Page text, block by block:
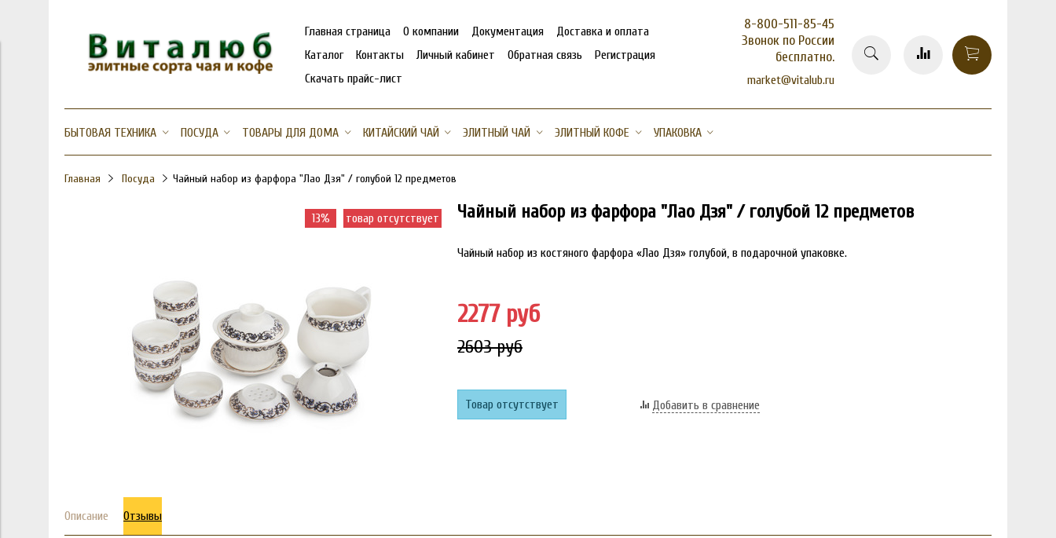
Главная страница О компании Документация
Доставка и оплата
Каталог
Контакты Личный кабинет Обратная связь
Регистрация
Скачать прайс-лист
8-800-511-85-45
Звонок по России
бесплатно.
market@vitalub.ru
БЫТОВАЯ ТЕХНИКА ПОСУДА ТОВАРЫ ДЛЯ ДОМА КИТАЙСКИЙ ЧАЙ ЭЛИТНЫЙ ЧАЙ ЭЛИТНЫЙ КОФЕ УПАКОВКА
Главная Посуда Чайный набор из фарфора "Лао Дзя" / голубой 12 предметов
13% товар отсутствует Чайный набор из фарфора "Лао Дзя" / голубой 12 предметов
Чайный набор из костяного фарфора «Лао Дзя» голубой, в подарочной упаковке.
2277 руб
2603 руб
Товар отсутствует Добавить в сравнение
Описание Отзывы